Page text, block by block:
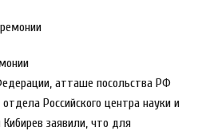
атташе посольства РФ
Российского центра науки и
заявили, что для